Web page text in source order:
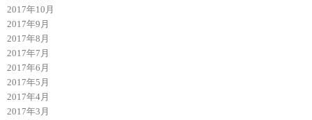
2017年10月
2017年9月
2017年8月
2017年7月
2017年6月
2017年5月
2017年4月
2017年3月